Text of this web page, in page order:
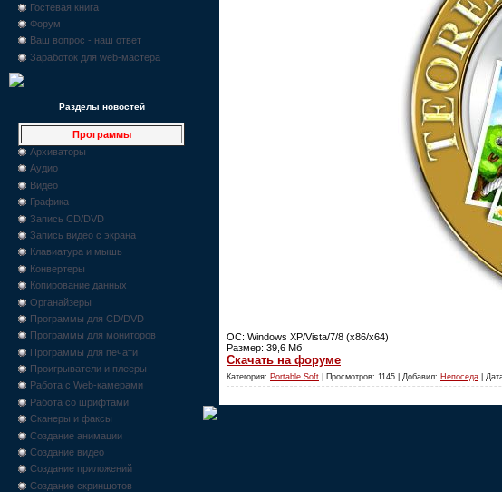
Гостевая книга
Форум
Ваш вопрос - наш ответ
Заработок для web-мастера
Разделы новостей
Программы
Архиваторы
Аудио
Видео
Графика
Запись CD/DVD
Запись видео с экрана
Клавиатура и мышь
Конвертеры
Копирование данных
Органайзеры
Программы для CD/DVD
Программы для мониторов
Программы для печати
Проигрыватели и плееры
Работа с Web-камерами
Работа со шрифтами
Сканеры и факсы
Создание анимации
Создание видео
Создание приложений
Создание скриншотов
OC: Windows XP/Vista/7/8 (x86/x64)
Размер: 39,6 Мб
Скачать на форуме
Категория: Portable Soft | Просмотров: 1145 | Добавил: Непоседа |